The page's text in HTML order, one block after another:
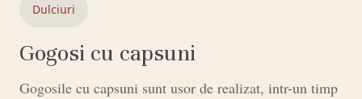
Dulciuri
Gogosi cu capsuni
Gogosile cu capsuni sunt usor de realizat, intr-un timp